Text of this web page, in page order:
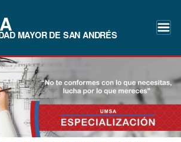
MAYOR DE SAN ANDRÉS